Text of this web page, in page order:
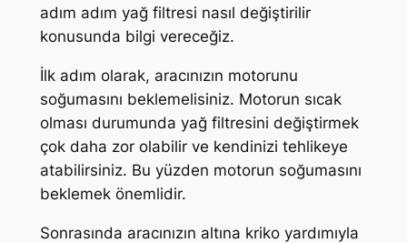
adım adım yağ filtresi nasıl değiştirilir
konusunda bilgi vereceğiz.
İlk adım olarak, aracınızın motorunu
soğumasını beklemelisiniz. Motorun sıcak
olması durumunda yağ filtresini değiştirmek
çok daha zor olabilir ve kendinizi tehlikeye
atabilirsiniz. Bu yüzden motorun soğumasını
beklemek önemlidir.
Sonrasında aracınızın altına kriko yardımıyla